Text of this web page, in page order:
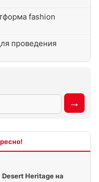
fashion
проведения
Heritage на